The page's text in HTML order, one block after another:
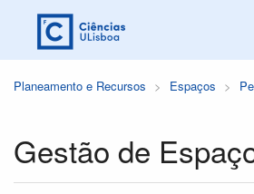
Planeamento e Recursos Espaços
Gestão de